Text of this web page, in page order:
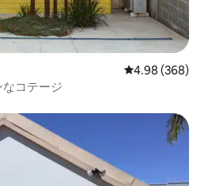
レビュー368
4.98 (368)
コテージ
です。